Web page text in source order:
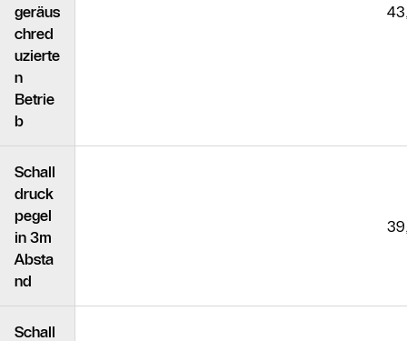
geräus
chred
uzierte
n
Betrie
b
Schall
druck
pegel
in 3m
Absta
nd
Schall